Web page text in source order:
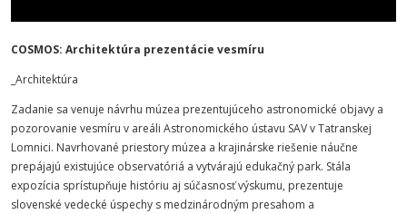
COSMOS: Architektúra prezentácie vesmíru
_Architektúra
Zadanie sa venuje návrhu múzea prezentujúceho astronomické objavy a
pozorovanie vesmíru v areáli Astronomického ústavu SAV v Tatranskej
Lomnici. Navrhované priestory múzea a krajinárske riešenie náučne
prepájajú existujúce observatóriá a vytvárajú edukačný park. Stála
expozícia sprístupňuje históriu aj súčasnosť výskumu, prezentuje
slovenské vedecké úspechy s medzinárodným presahom a